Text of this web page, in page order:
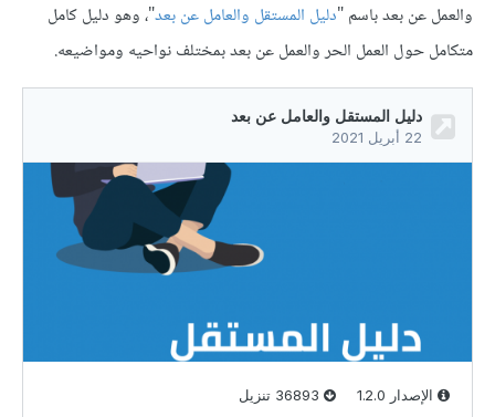
والعمل عن بعد باسم "دليل المستقل والعامل عن بعد"، وهو دليل كامل
متكامل حول العمل الحر والعمل عن بعد بمختلف نواحيه ومواضيعه.